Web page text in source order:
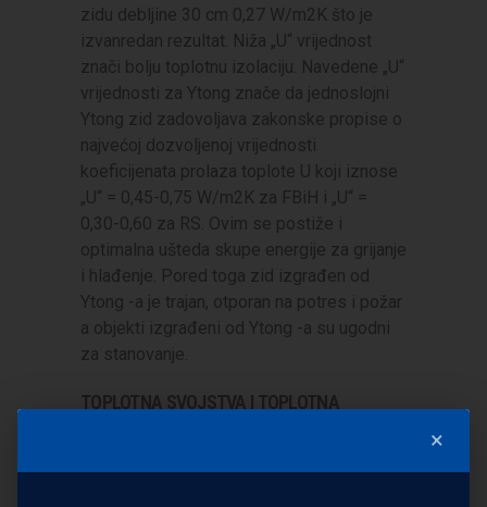
zidu debljine 30 cm 0,27 W/m2K što je
izvanredan rezultat. Niža „U“ vrijednost
znači bolju toplotnu izolaciju. Navedene „U“
vrijednosti za Ytong znače da jednoslojni
Ytong zid zadovoljava zakonske propise o
najvećoj dozvoljenoj vrijednosti
koeficijenata prolaza toplote U koji iznose
„U“ = 0,45-0,75 W/m2K za FBiH i „U“ =
0,30-0,60 za RS. Ovim se postiže i
optimalna ušteda skupe energije za grijanje
i hlađenje. Pored toga zid izgrađen od
Ytong -a je trajan, otporan na potres i požar
a objekti izgrađeni od Ytong -a su ugodni
za stanovanje.
TOPLOTNA SVOJSTVA I TOPLOTNA
Za vanjske zidove: maksimalni dozvoljeni
×